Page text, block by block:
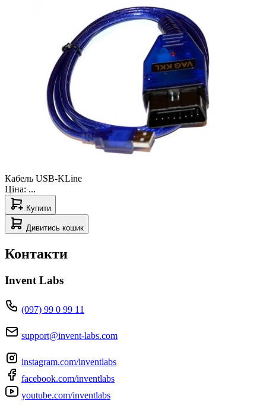
Кабель USB-KLine
Ціна: ...
Купити
Дивитись кошик
Контакти
Invent Labs
(097) 99 0 99 11
support@invent-labs.com
instagram.com/inventlabs
facebook.com/inventlabs
youtube.com/inventlabs